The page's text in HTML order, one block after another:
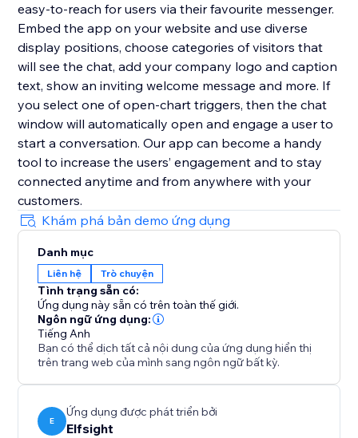
easy-to-reach for users via their favourite messenger.
Embed the app on your website and use diverse
display positions, choose categories of visitors that
will see the chat, add your company logo and caption
text, show an inviting welcome message and more. If
you select one of open-chart triggers, then the chat
window will automatically open and engage a user to
start a conversation. Our app can become a handy
tool to increase the users’ engagement and to stay
connected anytime and from anywhere with your
customers.
Khám phá bản demo ứng dụng
Danh mục
Liên hệ Trò chuyện
Tình trạng sẵn có:
Ứng dụng này sẵn có trên toàn thế giới.
Ngôn ngữ ứng dụng:
Tiếng Anh
Bạn có thể dịch tất cả nội dung của ứng dụng hiển thị
trên trang web của mình sang ngôn ngữ bất kỳ.
E
Ứng dụng được phát triển bởi
Elfsight